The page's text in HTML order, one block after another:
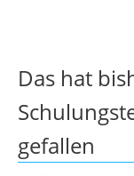
Das hat
gefallen